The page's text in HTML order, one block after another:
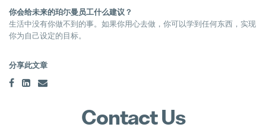
Pollmann optimizes European
03. April 2025
18. December 2024
你会给未来的珀尓曼员工什么建议？
生活中没有你做不到的事。如果你用心去做，你可以学到任何东西，实现
你为自己设定的目标。
分享此文章
Contact Us